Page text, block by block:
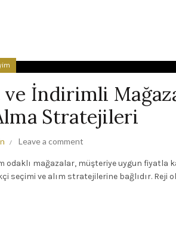
İndirimli
Stratejileri
Leave a comment
odaklı mağazalar, müşteriye uygun fiyatla
seçimi ve alım stratejilerine bağlıdır.